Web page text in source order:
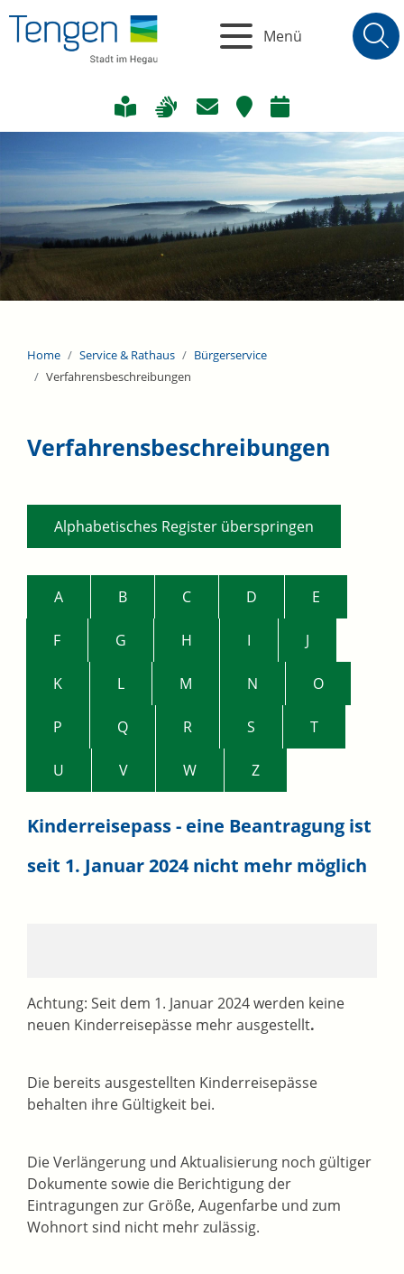
Menü
Home Service & Rathaus
Bürgerservice
Verfahrensbeschreibungen
Verfahrensbeschreibungen
Alphabetisches Register überspringen
A B C D E
F G H I J
K L M N O
P Q R S T
U V W Z
Kinderreisepass - eine Beantragung ist
seit 1. Januar 2024 nicht mehr möglich
Achtung: Seit dem 1. Januar 2024 werden keine
neuen Kinderreisepässe mehr ausgestellt.
Die bereits ausgestellten Kinderreisepässe
behalten ihre Gültigkeit bei.
DieVerlängerung und Aktualisierung noch gültiger
Dokumente sowie die Berichtigung der
Eintragungen zur Größe, Augenfarbe und zum
Wohnort sind nicht mehr zulässig.